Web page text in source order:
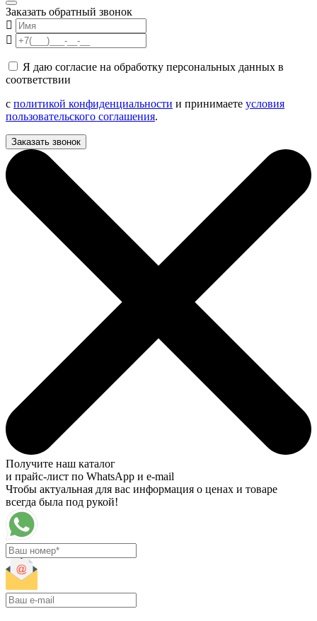
Заказать обратный звонок
Я даю согласие на обработку персональных данных в
соответствии
с политикой конфиденциальности и принимаете условия
пользовательского соглашения.
Заказать звонок
Получите наш каталог
и прайс-лист по WhatsApp и e-mail
Чтобы актуальная для вас информация о ценах и товаре
всегда была под рукой!